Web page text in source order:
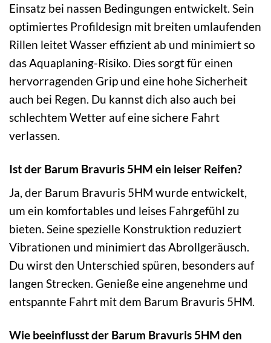
Einsatz bei nassen Bedingungen entwickelt. Sein
optimiertes Profildesign mit breiten umlaufenden
Rillen leitet Wasser effizient ab und minimiert so
das Aquaplaning-Risiko. Dies sorgt für einen
hervorragenden Grip und eine hohe Sicherheit
auch bei Regen. Du kannst dich also auch bei
schlechtem Wetter auf eine sichere Fahrt
verlassen.
Ist der Barum Bravuris 5HM ein leiser Reifen?
Ja, der Barum Bravuris 5HM wurde entwickelt,
um ein komfortables und leises Fahrgefühl zu
bieten. Seine spezielle Konstruktion reduziert
Vibrationen und minimiert das Abrollgeräusch.
Du wirst den Unterschied spüren, besonders auf
langen Strecken. Genieße eine angenehme und
entspannte Fahrt mit dem Barum Bravuris 5HM.
Wie beeinflusst der Barum Bravuris 5HM den